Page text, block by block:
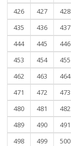
426 427 428
435
436 437
444
445 446
453
454 455
462
463 464
471
472 473
480
481 482
489
490 491
498
499 500